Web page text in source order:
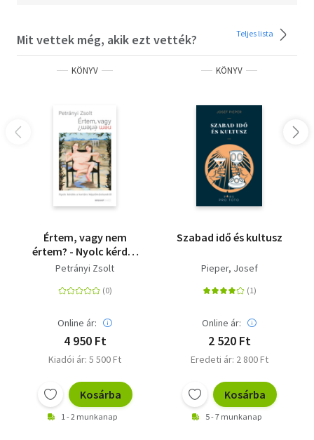
Mit vettek még, akik ezt vették? Teljes lista
KÖNYV
Értem, vagy nem
értem? - Nyolc kérdés
a kortárs
Petrányi Zsolt
Online ár:
4 950 Ft
Kiadói ár: 5 500 Ft
Kosárba
1 - 2 munkanap
KÖNYV
Szabad idő és kultusz
Pieper, Josef
Online ár:
2 520 Ft
Eredeti ár: 2 800 Ft
Kosárba
5 - 7 munkanap